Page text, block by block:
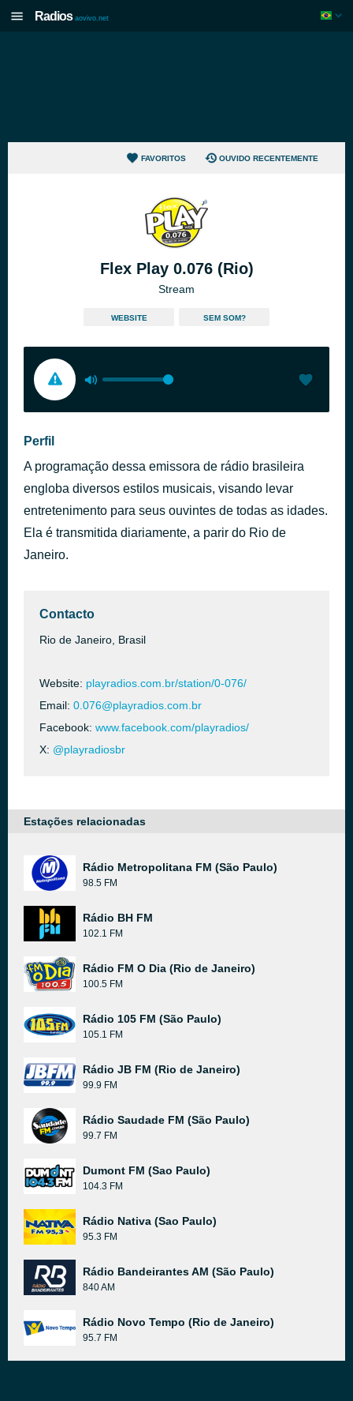
Radios aovivo.net
FAVORITOS OUVIDO RECENTEMENTE
Flex Play 0.076 (Rio)
Stream
WEBSITE SEM SOM?
Perfil
A programação dessa emissora de rádio brasileira
engloba diversos estilos musicais, visando levar
entretenimento para seus ouvintes de todas as idades.
Ela é transmitida diariamente, a parir do Rio de
Janeiro.
Contacto
Rio de Janeiro, Brasil
Website: playradios.com.br/station/0-076/
Email: 0.076@playradios.com.br
Facebook: www.facebook.com/playradios/
X: @playradiosbr
Estações relacionadas
Rádio Metropolitana FM (São Paulo)
98.5 FM
Rádio BH FM
102.1 FM
Rádio FM O Dia (Rio de Janeiro)
100.5 FM
Rádio 105 FM (São Paulo)
105.1 FM
Rádio JB FM (Rio de Janeiro)
99.9 FM
Rádio Saudade FM (São Paulo)
99.7 FM
Dumont FM (Sao Paulo)
104.3 FM
Rádio Nativa (Sao Paulo)
95.3 FM
Rádio Bandeirantes AM (São Paulo)
840 AM
Rádio Novo Tempo (Rio de Janeiro)
95.7 FM